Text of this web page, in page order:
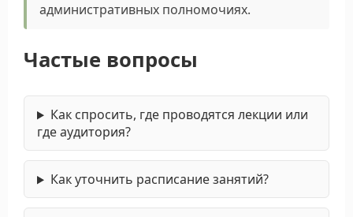
административных полномочиях.
Частые вопросы
Как спросить, где проводятся лекции или
где аудитория?
Как уточнить расписание занятий?